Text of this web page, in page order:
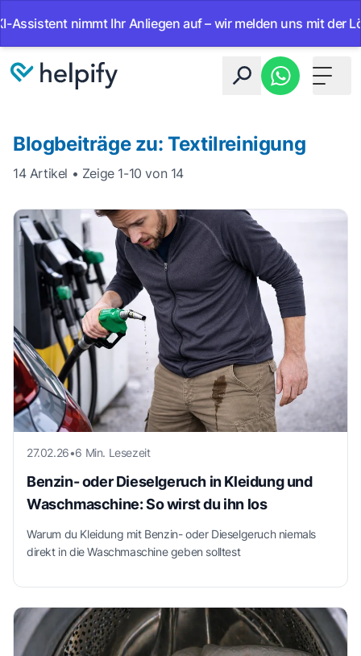
nimmt Ihr Anliegen auf – wir melden uns mit der Lösung.
Toggle
Blogbeiträge zu: Textilreinigung
14 Artikel • Zeige 1-10 von 14
27.02.26•6 Min. Lesezeit
Benzin- oder Dieselgeruch in Kleidung und
Waschmaschine: So wirst du ihn los
Warum du Kleidung mit Benzin- oder Dieselgeruch niemals
direkt in die Waschmaschine geben solltest